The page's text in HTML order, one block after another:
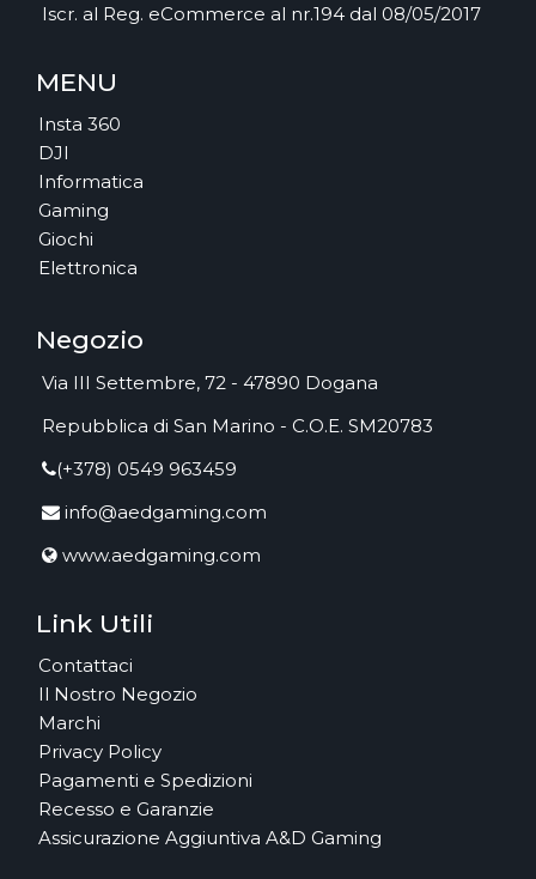
Iscr. al Reg. eCommerce al nr.194 dal 08/05/2017
MENU
Insta 360
DJI
Informatica
Gaming
Giochi
Elettronica
Negozio
Via III Settembre, 72 - 47890 Dogana
Repubblica di San Marino - C.O.E. SM20783
(+378) 0549 963459
info@aedgaming.com
www.aedgaming.com
Link Utili
Contattaci
Il Nostro Negozio
Marchi
Privacy Policy
Pagamenti e Spedizioni
Recesso e Garanzie
Assicurazione Aggiuntiva A&D Gaming